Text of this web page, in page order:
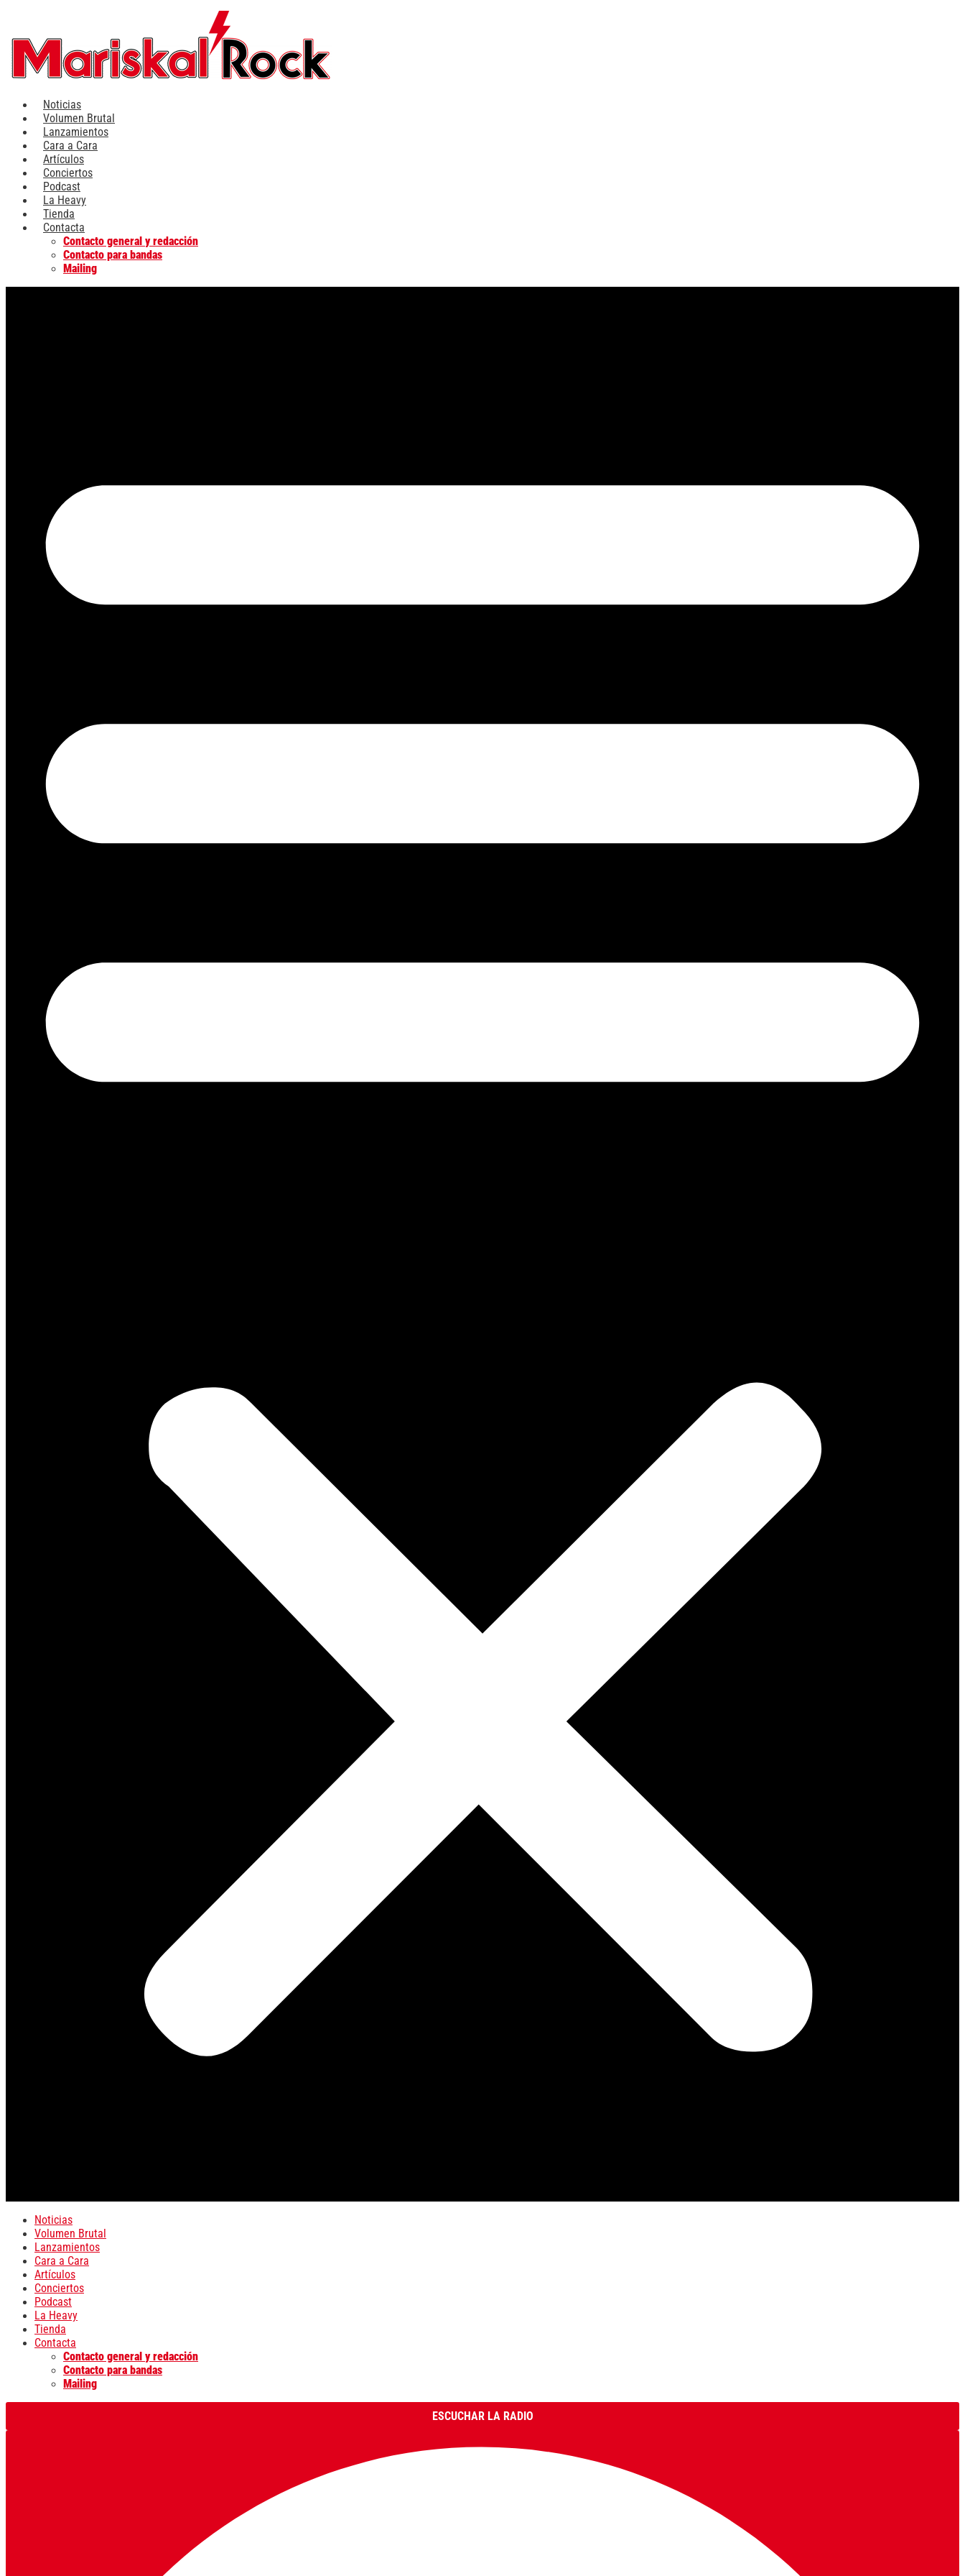
contenido
Noticias
Volumen Brutal
Lanzamientos
Cara a Cara
Artículos
Conciertos
Podcast
La Heavy
Tienda
Contacta
Contacto general y redacción
Contacto para bandas
Mailing
Noticias
Volumen Brutal
Lanzamientos
Cara a Cara
Artículos
Conciertos
Podcast
La Heavy
Tienda
Contacta
Contacto general y redacción
Contacto para bandas
Mailing
ESCUCHAR LA RADIO